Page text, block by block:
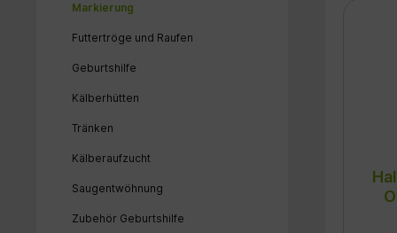
Markierung
Futtertröge und Raufen
Geburtshilfe
Kälberhütten
Tränken
Kälberaufzucht
Saugentwöhnung
Zubehör Geburtshilfe